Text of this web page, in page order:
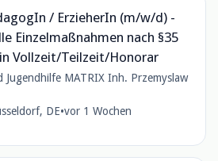
/ ErzieherIn (m/w/d) -
Einzelmaßnahmen nach §35
Vollzeit/Teilzeit/Honorar
Jugendhilfe MATRIX Inh. Przemyslaw
DE•vor 1 Wochen